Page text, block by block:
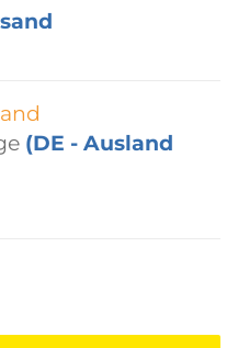
(DE - Ausland